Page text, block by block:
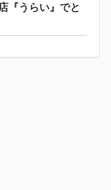
『うらい』でと